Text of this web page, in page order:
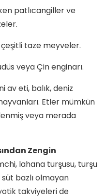
patlıcangiller ve
taze meyveler.
veya Çin enginarı.
av eti, balık, deniz
Etler mümkün
veya merada
Zengin
lahana turşusu, turşu
bazlı olmayan
takviyeleri de